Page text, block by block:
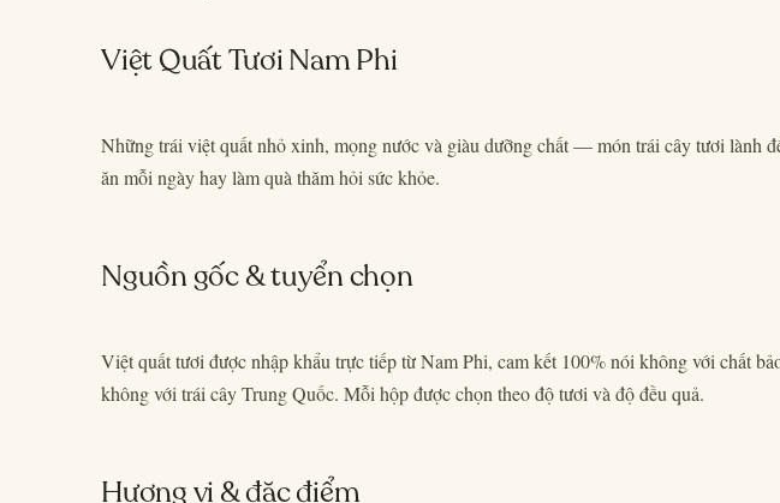
Việt Quất Tươi Nam Phi
Những trái việt quất nhỏ xinh, mọng nước và giàu dưỡng chất — món trái cây tươi lành
ăn mỗi ngày hay làm quà thăm hỏi sức khỏe.
Nguồn gốc & tuyển chọn
Việt quất tươi được nhập khẩu trực tiếp từ Nam Phi, cam kết 100% nói không với chất
không với trái cây Trung Quốc. Mỗi hộp được chọn theo độ tươi và độ đều quả.
Hương vị & đặc điểm